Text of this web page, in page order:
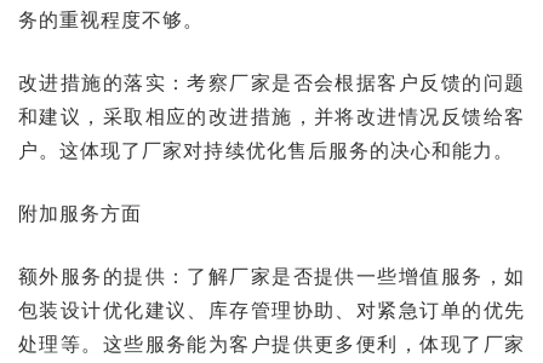
务的重视程度不够。
改进措施的落实：考察厂家是否会根据客户反馈的问题
和建议，采取相应的改进措施，并将改进情况反馈给客
户。这体现了厂家对持续优化售后服务的决心和能力。
附加服务方面
额外服务的提供：了解厂家是否提供一些增值服务，如
包装设计优化建议、库存管理协助、对紧急订单的优先
处理等。这些服务能为客户提供更多便利，体现了厂家